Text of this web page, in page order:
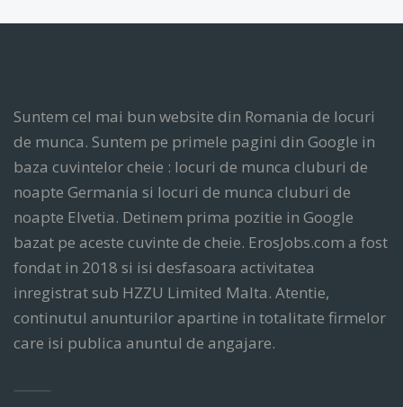
Suntem cel mai bun website din Romania de locuri
de munca. Suntem pe primele pagini din Google in
baza cuvintelor cheie : locuri de munca cluburi de
noapte Germania si locuri de munca cluburi de
noapte Elvetia. Detinem prima pozitie in Google
bazat pe aceste cuvinte de cheie. ErosJobs.com a fost
fondat in 2018 si isi desfasoara activitatea
inregistrat sub HZZU Limited Malta. Atentie,
continutul anunturilor apartine in totalitate firmelor
care isi publica anuntul de angajare.